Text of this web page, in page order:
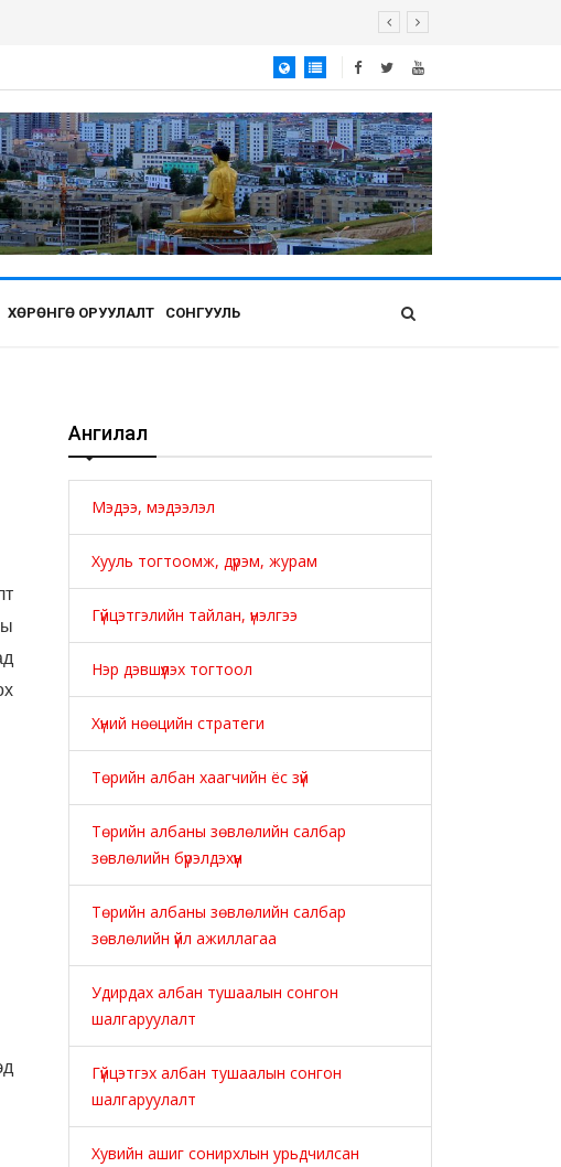
ХӨРӨНГӨ ОРУУЛАЛТ СОНГУУЛЬ
Ангилал
Мэдээ, мэдээлэл
Хууль тогтоомж, дүрэм, журам
Гүйцэтгэлийн тайлан, үнэлгээ
Нэр дэвшүүлэх тогтоол
Хүний нөөцийн стратеги
Төрийн албан хаагчийн ёс зүй
Төрийн албаны зөвлөлийн салбар
зөвлөлийн бүрэлдэхүүн
Төрийн албаны зөвлөлийн салбар
зөвлөлийн үйл ажиллагаа
Удирдах албан тушаалын сонгон
шалгаруулалт
Гүйцэтгэх албан тушаалын сонгон
шалгаруулалт
Хувийн ашиг сонирхлын урьдчилсан